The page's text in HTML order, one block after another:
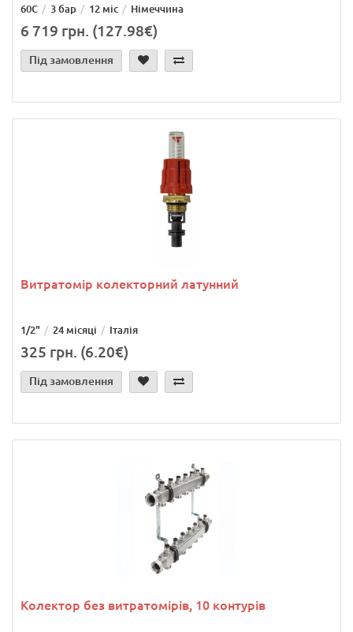
60С 3 бар 12 міс Німеччина
6 719 грн. (127.98€)
Під замовлення
Витратомір колекторний латунний
1/2" 24 місяці Італія
325 грн. (6.20€)
Під замовлення
Колектор без витратомірів, 10 контурів